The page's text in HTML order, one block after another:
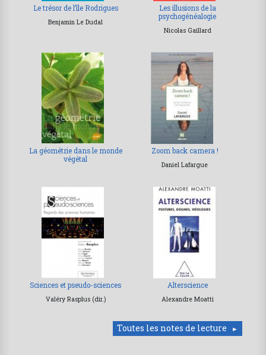
Le trésor de l’île Rodrigues
Benjamin Le Dudal
Les illusions de la
psychogénéalogie
Nicolas Gaillard
La géométrie dans le monde
végétal
Zoom back camera !
Daniel Lafargue
Sciences et pseudo-sciences
Valéry Rasplus (dir.)
Alterscience
Alexandre Moatti
Toutes les notes de lecture